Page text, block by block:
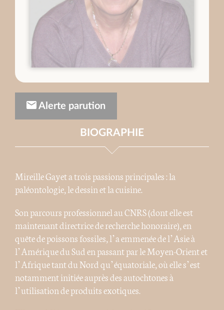
Alerte parution
BIOGRAPHIE
Mireille Gayet a trois passions principales : la
paléontologie, le dessin et la cuisine.
Son parcours professionnel au CNRS (dont elle est
maintenant directrice de recherche honoraire), en
quête de poissons fossiles, l’a emmenée de l’Asie à
l’Amérique du Sud en passant par le Moyen-Orient et
l’Afrique tant du Nord qu’équatoriale, où elle s’est
notamment initiée auprès des autochtones à
l’utilisation de produits exotiques.